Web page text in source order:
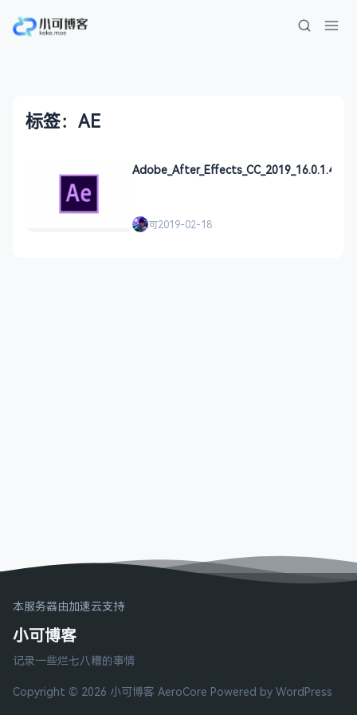
标签：AE
Adobe_After_Effects_CC_2019_16.0.1.48
可2019-02-18
本服务器由加速云支持
小可博客
记录一些烂七八糟的事情
Copyright © 2026 小可博客 AeroCore Powered by WordPress